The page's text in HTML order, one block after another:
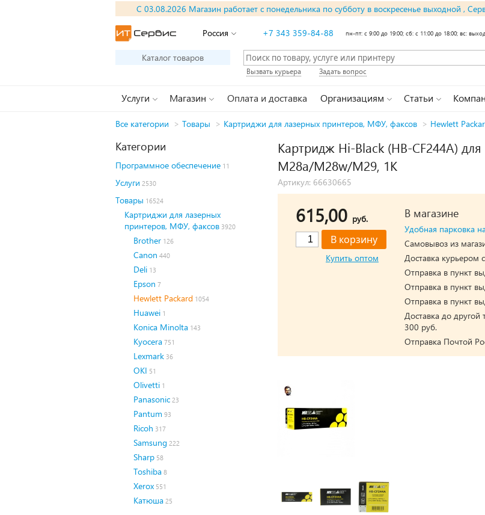
С 03.08.2026 Магазин работает с понедельника по субботу в воскресенье выходной ,
Россия +7 343 359-84-88 пн-пт: с 9:00 до 19:00; сб: с 11:00 до 18:00; вс:
Каталог товаров
Вызвать курьера Задать вопрос
Услуги Магазин Оплата и доставка Организациям Статьи
Все категории > Товары > Картриджи для лазерных принтеров, МФУ, факсов > Hewlett
Категории
Программное обеспечение 11
Услуги 2530
Товары 16524
Картриджи для лазерных
принтеров, МФУ, факсов 3920
Brother 126
Canon 440
Deli 13
Epson 7
Hewlett Packard 1054
Huawei 1
Konica Minolta 143
Kyocera 751
Lexmark 36
OKI 51
Olivetti 1
Panasonic 23
Pantum 93
Ricoh 317
Samsung 222
Sharp 58
Toshiba 8
Xerox 551
Катюша 25
Картридж Hi-Black (HB-CF244A)
M28a/M28w/M29, 1K
Артикул: 66630665
615,00 руб.
Купить оптом
В магазине
Удобная парковка
Самовывоз из
Доставка курьером
Отправка в пункт
Отправка в пункт
Отправка в пункт
Доставка до другой
300 руб.
Отправка Почтой